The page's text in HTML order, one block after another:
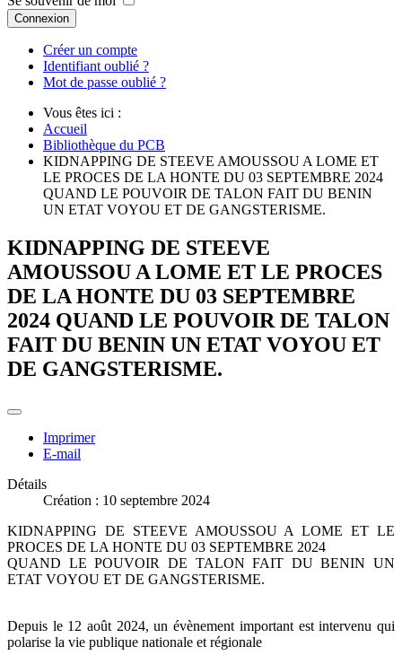
Connexion
Créer un compte
Identifiant oublié ?
Mot de passe oublié ?
Vous êtes ici :
Accueil
Bibliothèque du PCB
KIDNAPPING DE STEEVE AMOUSSOU A LOME ET
LE PROCES DE LA HONTE DU 03 SEPTEMBRE 2024
QUAND LE POUVOIR DE TALON FAIT DU BENIN
UN ETAT VOYOU ET DE GANGSTERISME.
KIDNAPPING DE STEEVE
AMOUSSOU A LOME ET LE PROCES
DE LA HONTE DU 03 SEPTEMBRE
2024 QUAND LE POUVOIR DE TALON
FAIT DU BENIN UN ETAT VOYOU ET
DE GANGSTERISME.
Imprimer
E-mail
Détails
Création : 10 septembre 2024
KIDNAPPING DE STEEVE AMOUSSOU A LOME ET LE
PROCES DE LA HONTE DU 03 SEPTEMBRE 2024
QUAND LE POUVOIR DE TALON FAIT DU BENIN UN
ETAT VOYOU ET DE GANGSTERISME.
Depuis le 12 août 2024, un évènement important est intervenu qui
polarise la vie publique nationale et régionale